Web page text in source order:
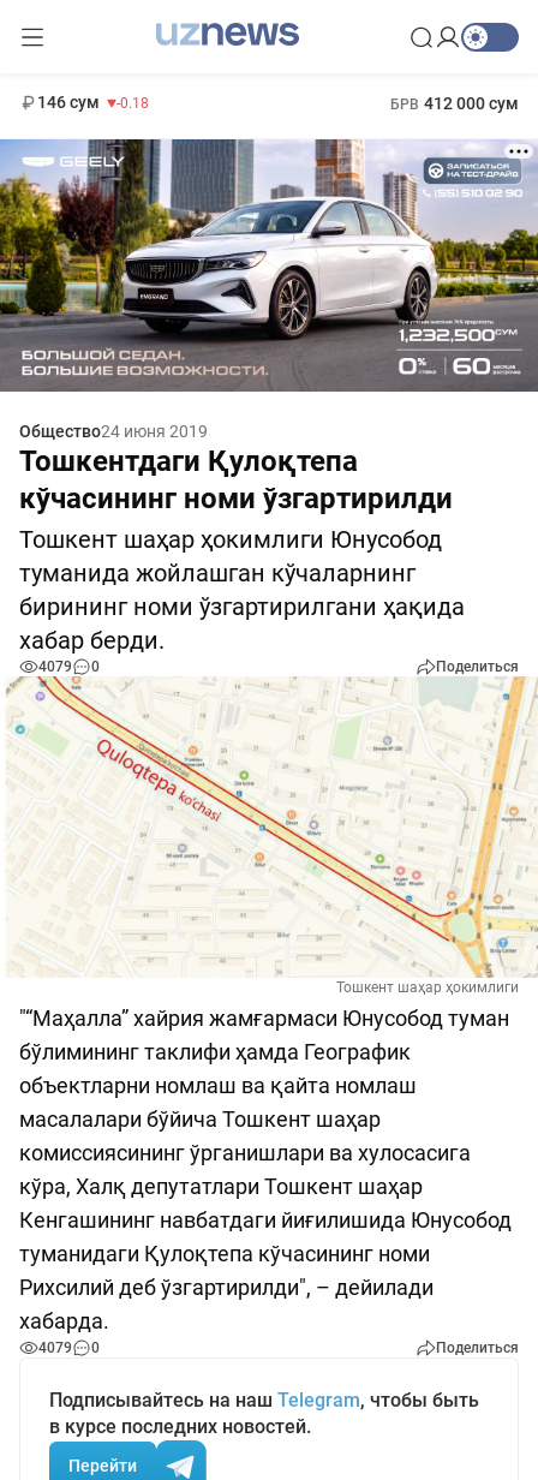
146 сум -0.18 БРВ 412 000 сум
Общество24 июня 2019
Тошкентдаги Қулоқтепа
кўчасининг номи ўзгартирилди
Тошкент шаҳар ҳокимлиги Юнусобод
туманида жойлашган кўчаларнинг
бирининг номи ўзгартирилгани ҳақида
хабар берди.
4079 0 Поделиться
Тошкент шаҳар ҳокимлиги
"“Маҳалла” хайрия жамғармаси Юнусобод туман
бўлимининг таклифи ҳамда Географик
объектларни номлаш ва қайта номлаш
масалалари бўйича Тошкент шаҳар
комиссиясининг ўрганишлари ва хулосасига
кўра, Халқ депутатлари Тошкент шаҳар
Кенгашининг навбатдаги йиғилишида Юнусобод
туманидаги Қулоқтепа кўчасининг номи
Рихсилий деб ўзгартирилди", – дейилади
хабарда.
4079 0 Поделиться
Подписывайтесь на наш Telegram, чтобы быть
в курсе последних новостей.
Перейти